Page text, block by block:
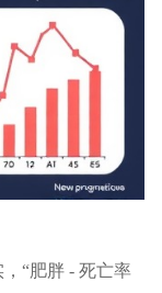
“肥胖 - 死亡率